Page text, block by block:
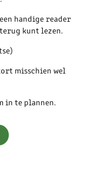
handige reader
kunt lezen.
misschien wel
in te plannen.